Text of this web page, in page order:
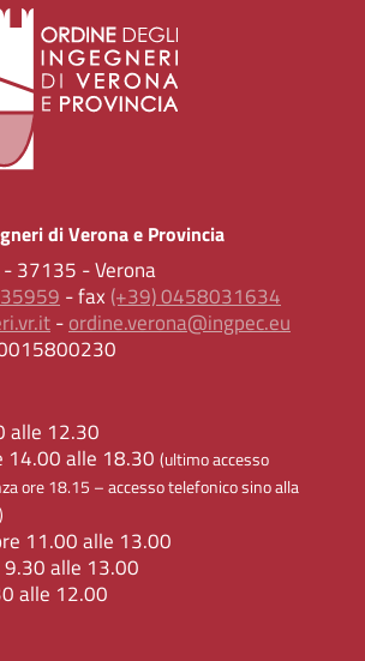
di Verona e Provincia
37135 - Verona
- fax (+39) 0458031634
-ordine.verona@ingpec.eu
alle 12.30
14.00 alle 18.30 (ultimo accesso
ore 18.15 – accesso telefonico sino alla
11.00 alle 13.00
alle 13.00
alle 12.00